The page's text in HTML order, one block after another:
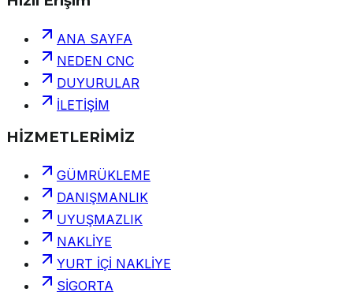
ANA SAYFA
NEDEN CNC
DUYURULAR
İLETİŞİM
HİZMETLERİMİZ
GÜMRÜKLEME
DANIŞMANLIK
UYUŞMAZLIK
NAKLİYE
YURT İÇİ NAKLİYE
SİGORTA